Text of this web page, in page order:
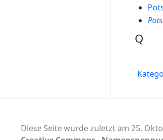
Q
Diese Seite wurde zuletzt am 25.